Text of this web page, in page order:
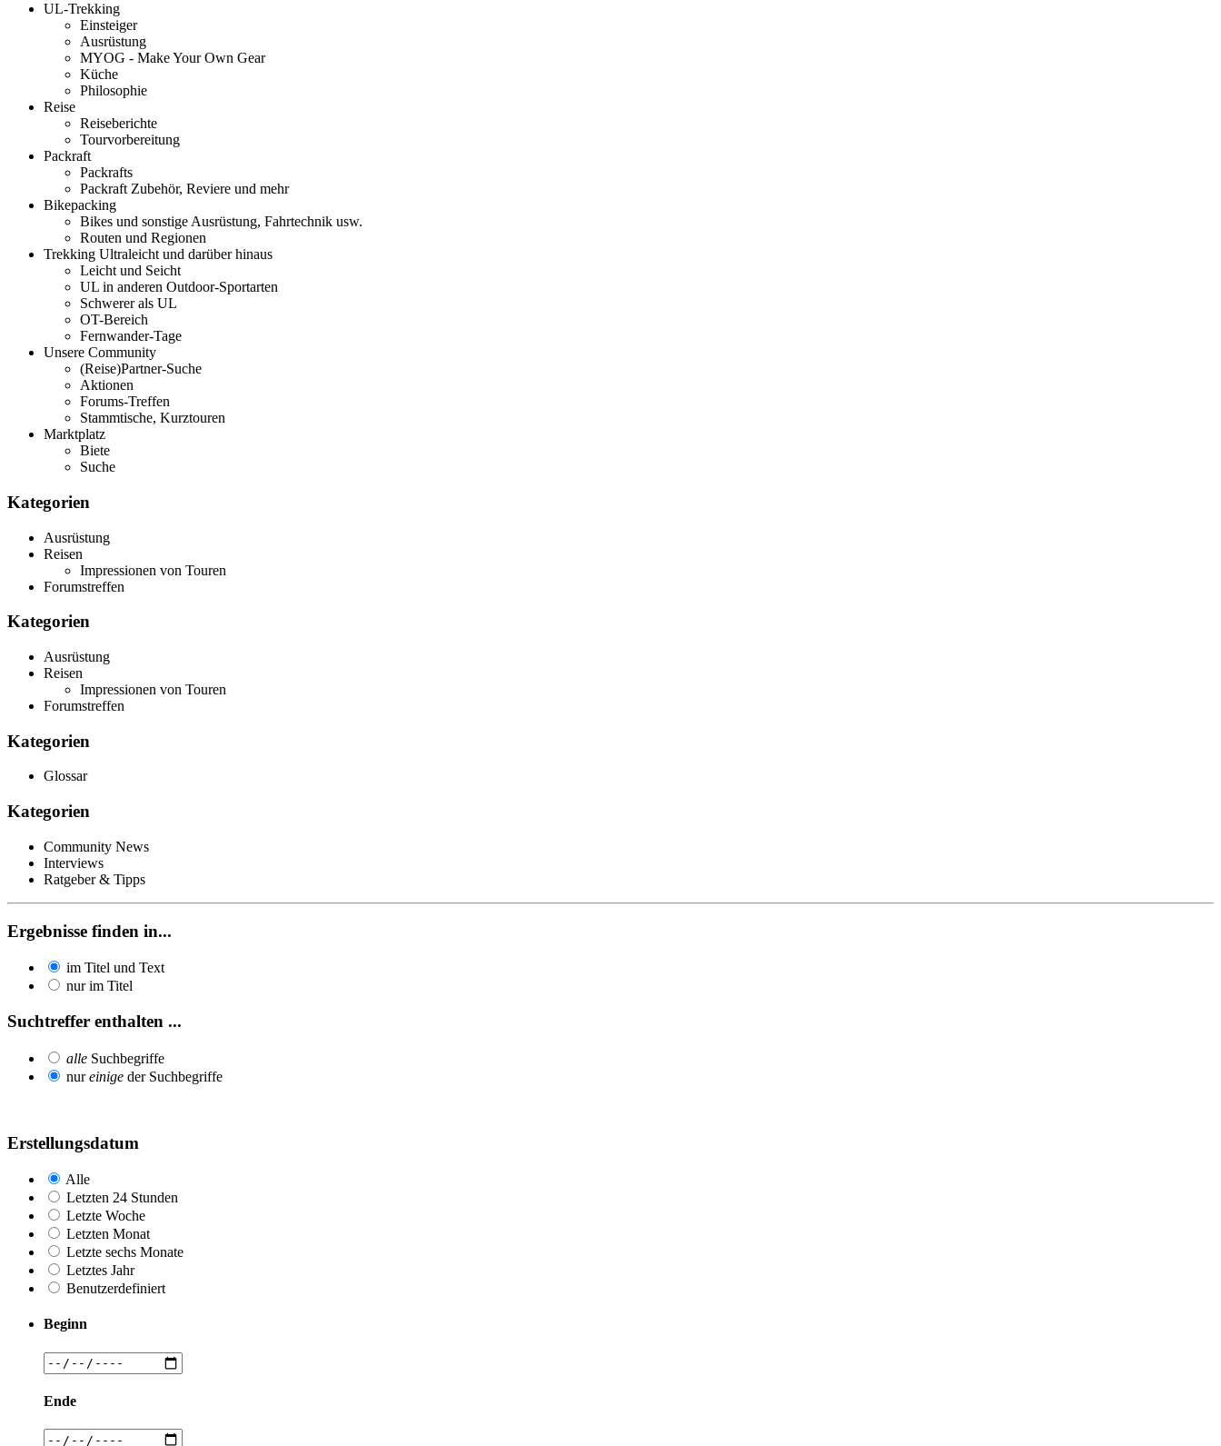
UL-Trekking
Einsteiger
Ausrüstung
MYOG - Make Your Own Gear
Küche
Philosophie
Reise
Reiseberichte
Tourvorbereitung
Packraft
Packrafts
Packraft Zubehör, Reviere und mehr
Bikepacking
Bikes und sonstige Ausrüstung, Fahrtechnik usw.
Routen und Regionen
Trekking Ultraleicht und darüber hinaus
Leicht und Seicht
UL in anderen Outdoor-Sportarten
Schwerer als UL
OT-Bereich
Fernwander-Tage
Unsere Community
(Reise)Partner-Suche
Aktionen
Forums-Treffen
Stammtische, Kurztouren
Marktplatz
Biete
Suche
Kategorien
Ausrüstung
Reisen
Impressionen von Touren
Forumstreffen
Kategorien
Ausrüstung
Reisen
Impressionen von Touren
Forumstreffen
Kategorien
Glossar
Kategorien
Community News
Interviews
Ratgeber & Tipps
Ergebnisse finden in...
im Titel und Text
nur im Titel
Suchtreffer enthalten ...
alle Suchbegriffe
nureinige der Suchbegriffe
Erstellungsdatum
Alle
Letzten 24 Stunden
Letzte Woche
Letzten Monat
Letzte sechs Monate
Letztes Jahr
Benutzerdefiniert
Beginn
Ende